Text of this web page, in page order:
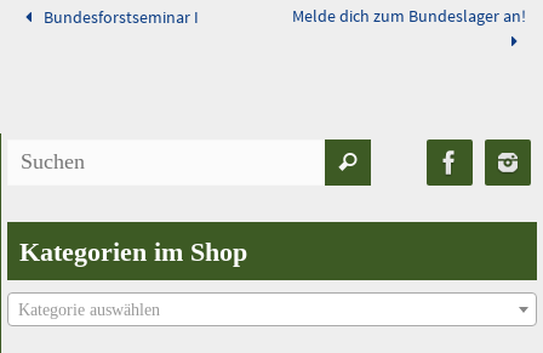
Bundesforstseminar I Melde dich zum Bundeslager an!
Suchen
Kategorien im Shop
Kategorie auswählen